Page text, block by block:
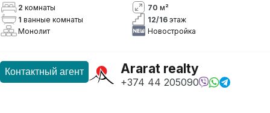
2 комнаты 70 м²
1 ванные комнаты 12/16 этаж
Монолит
Новостройка
Контактный агент Ararat realty
+374 44 205090